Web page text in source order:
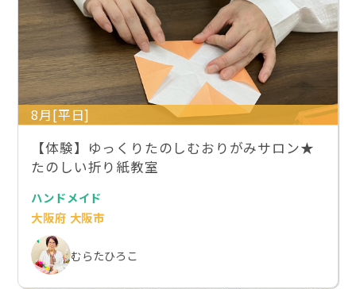
8月[平日]
【体験】ゆっくりたのしむおりがみサロン★
たのしい折り紙教室
ハンドメイド
大阪府 大阪市
むらたひろこ